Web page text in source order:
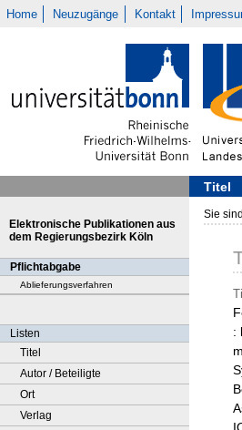
Home Neuzugänge Kontakt
Titel
Elektronische Publikationen aus
dem Regierungsbezirk Köln
Pflichtabgabe
Ablieferungsverfahren
Listen
Titel
Autor / Beteiligte
Ort
Verlag
Sie
: